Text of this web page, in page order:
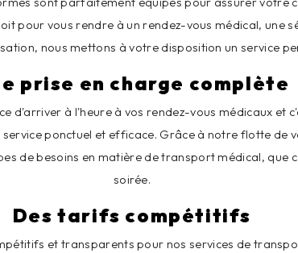
pour vous rendre à un rendez-vous médical, une
nous mettons à votre disposition un service
prise en charge complète
d'arriver à l'heure à vos rendez-vous médicaux et
ponctuel et efficace. Grâce à notre flotte de
de besoins en matière de transport médical, que
soirée.
Des tarifs compétitifs
et transparents pour nos services de